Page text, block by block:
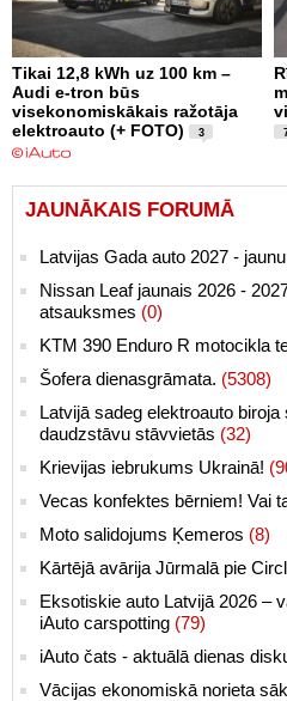
Tikai 12,8 kWh uz 100 km –
Audi e-tron būs
visekonomiskākais ražotāja
elektroauto (+ FOTO)
3
JAUNĀKAIS FORUMĀ
Latvijas Gada auto 2027 -
Nissan Leaf jaunais 2026 -
atsauksmes (0)
KTM 390 Enduro R motocikla
Šofera dienasgrāmata. (5308)
Latvijā sadeg elektroauto
daudzstāvu stāvvietās (32)
Krievijas iebrukums Ukrainā!
Vecas konfektes bērniem! Vai
Moto salidojums Ķemeros (8)
Kārtējā avārija Jūrmalā pie
Eksotiskie auto Latvijā 2026 –
iAuto carspotting (79)
iAuto čats - aktuālā dienas
Vācijas ekonomiskā norieta